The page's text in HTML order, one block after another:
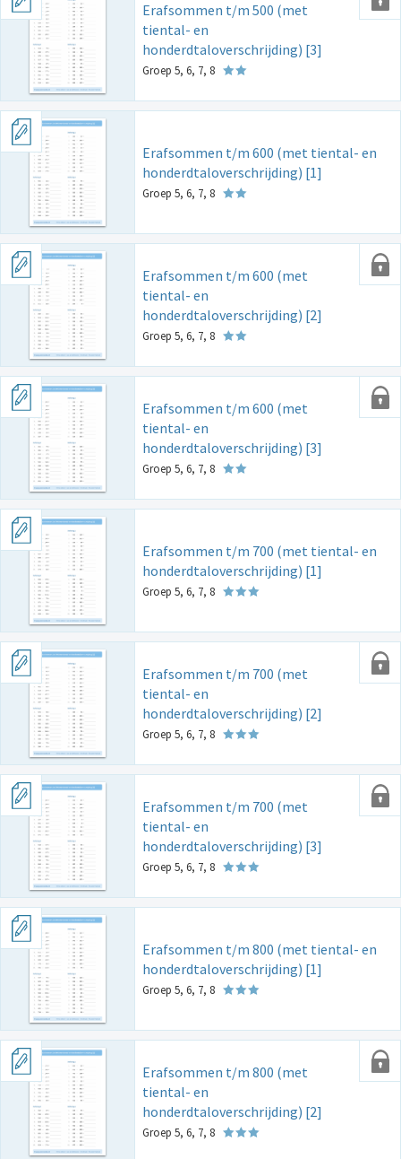
Erafsommen t/m 500 (met
tiental- en
honderdtaloverschrijding) [3]
Groep 5, 6, 7, 8
Erafsommen t/m 600 (met tiental- en
honderdtaloverschrijding) [1]
Groep 5, 6, 7, 8
Erafsommen t/m 600 (met
tiental- en
honderdtaloverschrijding) [2]
Groep 5, 6, 7, 8
Erafsommen t/m 600 (met
tiental- en
honderdtaloverschrijding) [3]
Groep 5, 6, 7, 8
Erafsommen t/m 700 (met tiental- en
honderdtaloverschrijding) [1]
Groep 5, 6, 7, 8
Erafsommen t/m 700 (met
tiental- en
honderdtaloverschrijding) [2]
Groep 5, 6, 7, 8
Erafsommen t/m 700 (met
tiental- en
honderdtaloverschrijding) [3]
Groep 5, 6, 7, 8
Erafsommen t/m 800 (met tiental- en
honderdtaloverschrijding) [1]
Groep 5, 6, 7, 8
Erafsommen t/m 800 (met
tiental- en
honderdtaloverschrijding) [2]
Groep 5, 6, 7, 8